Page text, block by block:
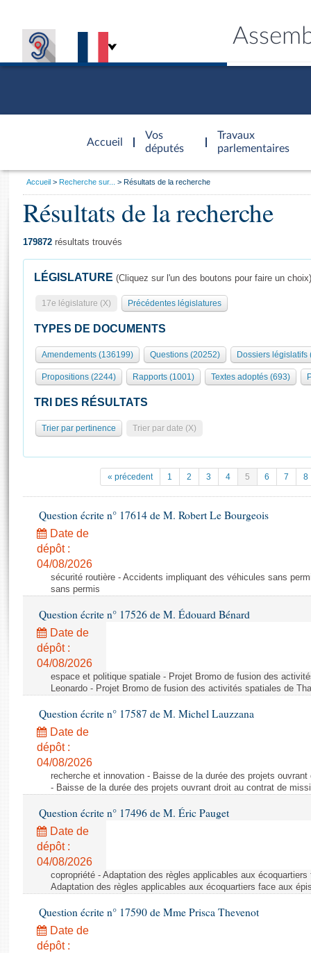
Accueil
d'accueil
Vos
députés
Travaux
parlementaires
Présidence
577 députés
Groupes politiques
Séance publique
Commissions et autres organes
Europe et International
Pétitions
Projets de loi
Propositions de loi
Amendements
Textes adoptés
Rapports législatifs
Rapports sur l'application des lois
Baromètre de l’application des lois
Dossiers législatifs
Budget et sécurité sociale
Questions écrites et orales
Comptes rendus des débats
Général
Rôle et pouvoirs de l'Assemblée
Organisation de l'Assemblée
Présidence Conférence des Présidents Bureau Collège des
Statistiques et chiffres clés
Documents de référence
( Constitution | Règlement de l'Assemblée ... )
Histoire
Juniors
Anciennes législatures
Visiter l'Assemblée
Visite virtuelle du palais Bourbon
Assister à une séance
La Bibliothèque
Contacts et plan d'accès
Photos libres de droit
Vous
Accueil Recherche sur... Résultats de la recherche
Résultats de la recherche
179872 résultats trouvés
LÉGISLATURE (Cliquez sur l'un des boutons pour faire un choix)
17e législature (X) Précédentes législatures
TYPES DE DOCUMENTS
Amendements (136199) Questions (20252) Dossiers législatifs
Propositions (2244) Rapports (1001) Textes adoptés (693)
TRI DES RÉSULTATS
Trier par pertinence Trier par date (X)
« précedent 1 2 3 4 5 6 7 8
Question écrite n° 17614 de M. Robert Le Bourgeois
Date de
dépôt :
04/08/2026
sécurité routière - Accidents impliquant des véhicules sans
sans permis
Question écrite n° 17526 de M. Édouard Bénard
Date de
dépôt :
04/08/2026
espace et politique spatiale - Projet Bromo de fusion des
Leonardo - Projet Bromo de fusion des activités spatiales de
Question écrite n° 17587 de M. Michel Lauzzana
Date de
dépôt :
04/08/2026
recherche et innovation - Baisse de la durée des projets
- Baisse de la durée des projets ouvrant droit au contrat de
Question écrite n° 17496 de M. Éric Pauget
Date de
dépôt :
04/08/2026
copropriété - Adaptation des règles applicables aux
Adaptation des règles applicables aux écoquartiers face aux
Question écrite n° 17590 de Mme Prisca Thevenot
Date de
dépôt :